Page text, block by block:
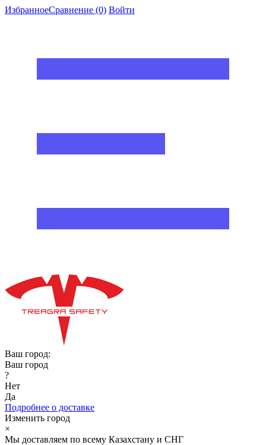
ИзбранноеСравнение (0) Войти
Ваш город:
Ваш город
?
Нет
Да
Подробнее о доставке
Изменить город
×
Мы доставляем по всему Казахстану и СНГ